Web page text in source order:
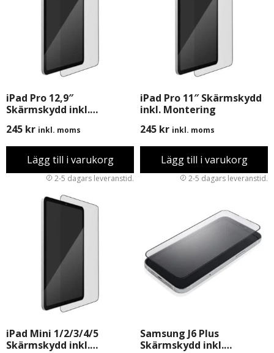
iPad Pro 12,9″
Skärmskydd inkl.
245 kr inkl. moms
Lägg till i varukorg
iPad Pro 11″ Skärmskydd
inkl. Montering
245 kr inkl. moms
Lägg till i varukorg
iPad Mini 1/2/3/4/5
Skärmskydd inkl.
Samsung J6 Plus
Skärmskydd inkl.